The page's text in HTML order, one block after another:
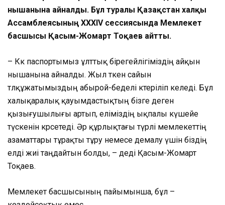
нышанына айналды. Бұл туралы Қазақстан халқы
Ассамблеясының XXХІV сессиясында Мемлекет
басшысы Қасым-Жомарт Тоқаев айтты.
– Көк паспортымыз ұлттық бірегейлігіміздің айқын
нышанына айналды. Жыл өткен сайын
төлқұжатымыздың абырой-беделі көтеріліп келеді. Бұл
халықаралық қауымдастықтың бізге деген
қызығушылығы артып, еліміздің ықпалы күшейе
түскенін көрсетеді. Әр құрлықтағы түрлі мемлекеттің
азаматтары тұрақты тұру немесе демалу үшін біздің
елді жиі таңдайтын болды, – деді Қасым-Жомарт
Тоқаев.
Мемлекет басшысының пайымынша, бұл –